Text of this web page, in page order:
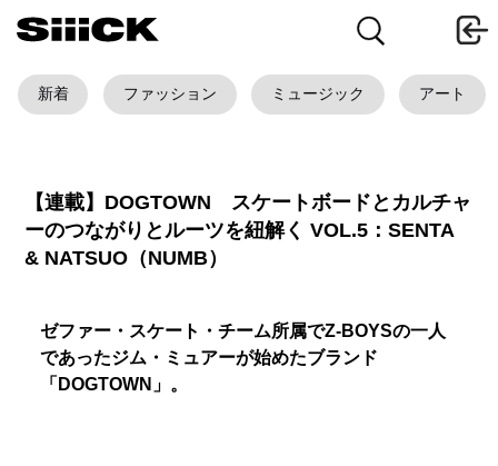
新着 ファッション ミュージック アート
【連載】DOGTOWN スケートボードとカルチャ
ーのつながりとルーツを紐解く VOL.5：SENTA
& NATSUO（NUMB）
ゼファー・スケート・チーム所属でZ-BOYSの一人
であったジム・ミュアーが始めたブランド
「DOGTOWN」。